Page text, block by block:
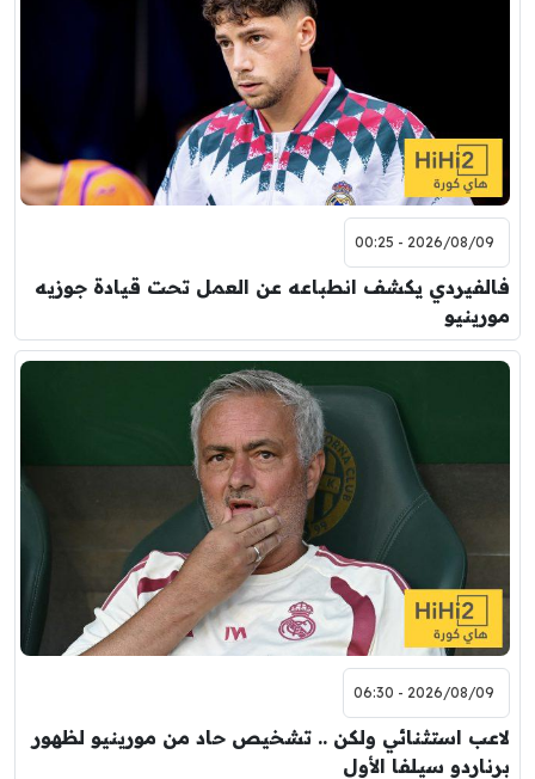
2026/08/09 - 00:25
فالفيردي يكشف انطباعه عن العمل تحت قيادة جوزيه
مورينيو
2026/08/09 - 06:30
لاعب استثنائي ولكن .. تشخيص حاد من مورينيو لظهور
برناردو سيلفا الأول